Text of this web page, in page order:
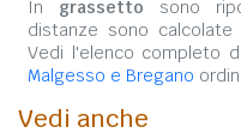
In grassetto sono
distanze sono
Vedi l'elenco completo
Malgesso e Bregano
Vedi anche